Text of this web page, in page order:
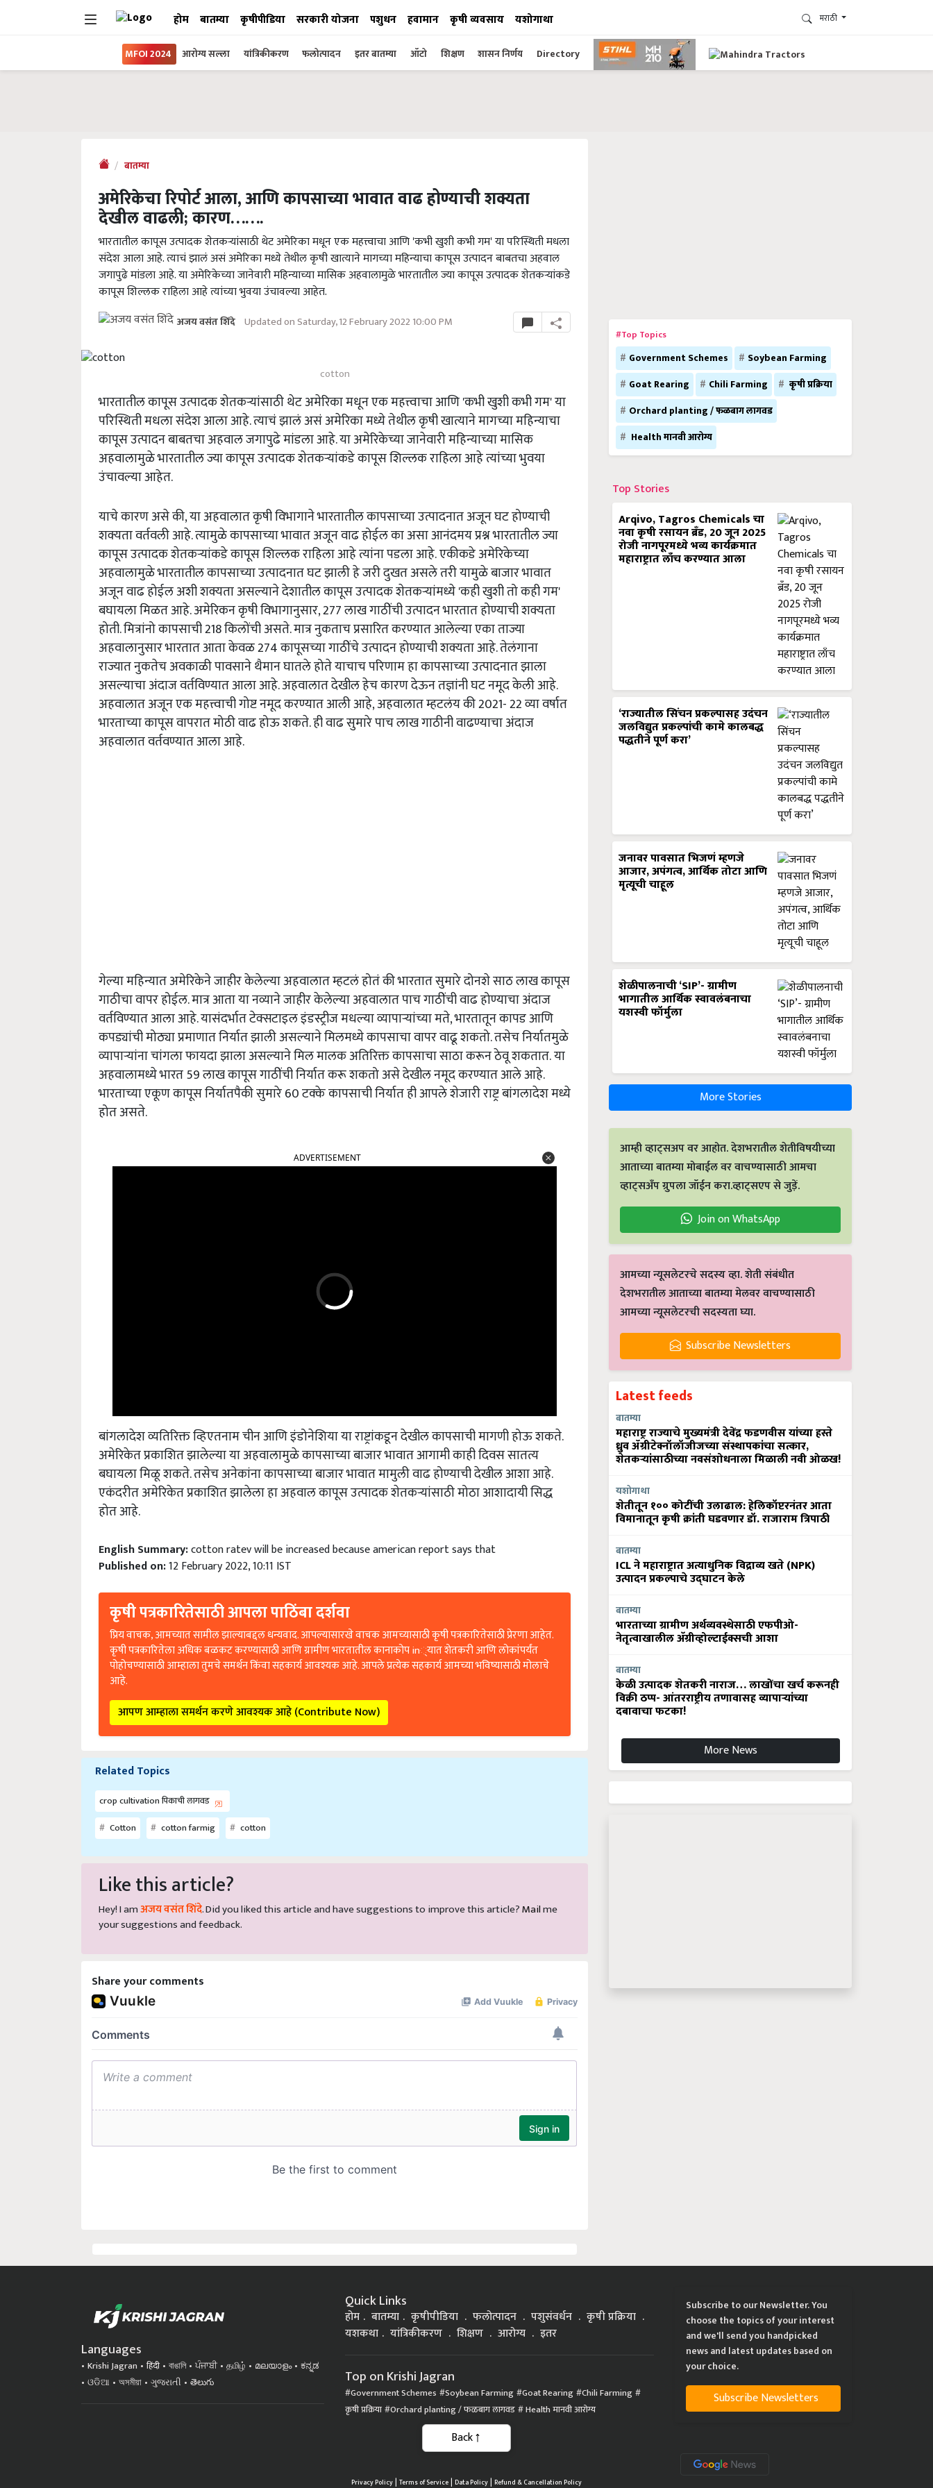
होम बातम्या कृषीपीडिया सरकारी योजना पशुधन हवामान कृषी व्यवसाय यशोगाथा मराठी
MFOI 2024 आरोग्य सल्ला यांत्रिकीकरण फलोत्पादन इतर बातम्या ऑटो शिक्षण शासन निर्णय Directory
बातम्या
अमेरिकेचा रिपोर्ट आला, आणि कापसाच्या भावात वाढ होण्याची शक्यता
देखील वाढली; कारण…….
भारतातील कापूस उत्पादक शेतकऱ्यांसाठी थेट अमेरिका मधून एक महत्त्वाचा आणि 'कभी खुशी कभी गम' या परिस्थिती मधला
संदेश आला आहे. त्याचं झालं असं अमेरिका मध्ये तेथील कृषी खात्याने मागच्या महिन्याचा कापूस उत्पादन बाबतचा अहवाल
जगापुढे मांडला आहे. या अमेरिकेच्या जानेवारी महिन्याच्या मासिक अहवालामुळे भारतातील ज्या कापूस उत्पादक शेतकऱ्यांकडे
कापूस शिल्लक राहिला आहे त्यांच्या भुवया उंचावल्या आहेत.
अजय वसंत शिंदे Updated on Saturday, 12 February 2022 10:00 PM
cotton
भारतातील कापूस उत्पादक शेतकऱ्यांसाठी थेट अमेरिका मधून एक महत्त्वाचा आणि 'कभी खुशी कभी गम' या
परिस्थिती मधला संदेश आला आहे. त्याचं झालं असं अमेरिका मध्ये तेथील कृषी खात्याने मागच्या महिन्याचा
कापूस उत्पादन बाबतचा अहवाल जगापुढे मांडला आहे. या अमेरिकेच्या जानेवारी महिन्याच्या मासिक
अहवालामुळे भारतातील ज्या कापूस उत्पादक शेतकऱ्यांकडे कापूस शिल्लक राहिला आहे त्यांच्या भुवया
उंचावल्या आहेत.
याचे कारण असे की, या अहवालात कृषी विभागाने भारतातील कापसाच्या उत्पादनात अजून घट होण्याची
शक्यता वर्तवली आहे. त्यामुळे कापसाच्या भावात अजून वाढ होईल का असा आनंदमय प्रश्न भारतातील ज्या
कापूस उत्पादक शेतकऱ्यांकडे कापूस शिल्लक राहिला आहे त्यांना पडला आहे.एकीकडे अमेरिकेच्या
अहवालामुळे भारतातील कापसाच्या उत्पादनात घट झाली हे जरी दुखत असले तरी यामुळे बाजार भावात
अजून वाढ होईल अशी शक्यता असल्याने देशातील कापूस उत्पादक शेतकऱ्यांमध्ये 'कही खुशी तो कही गम'
बघायला मिळत आहे. अमेरिकन कृषी विभागानुसार, 277 लाख गाठींची उत्पादन भारतात होण्याची शक्यता
होती. मित्रांनो कापसाची 218 किलोंची असते. मात्र नुकताच प्रसारित करण्यात आलेल्या एका ताज्या
अहवालानुसार भारतात आता केवळ 274 कापूसच्या गाठींचे उत्पादन होण्याची शक्यता आहे. तेलंगाना
राज्यात नुकतेच अवकाळी पावसाने थैमान घातले होते याचाच परिणाम हा कापसाच्या उत्पादनात झाला
असल्याचा अंदाज वर्तविण्यात आला आहे. अहवालात देखील हेच कारण देऊन तज्ञांनी घट नमूद केली आहे.
अहवालात अजून एक महत्त्वाची गोष्ट नमूद करण्यात आली आहे, अहवालात म्हटलंय की 2021- 22 व्या वर्षात
भारताच्या कापूस वापरात मोठी वाढ होऊ शकते. ही वाढ सुमारे पाच लाख गाठीनी वाढण्याचा अंदाज
अहवालात वर्तवण्यात आला आहे.
गेल्या महिन्यात अमेरिकेने जाहीर केलेल्या अहवालात म्हटलं होतं की भारतात सुमारे दोनशे साठ लाख कापूस
गाठीचा वापर होईल. मात्र आता या नव्याने जाहीर केलेल्या अहवालात पाच गाठींची वाढ होण्याचा अंदाज
वर्तविण्यात आला आहे. यासंदर्भात टेक्सटाइल इंडस्ट्रीज मधल्या व्यापाऱ्यांच्या मते, भारतातून कापड आणि
कपड्यांची मोठ्या प्रमाणात निर्यात झाली असल्याने मिलमध्ये कापसाचा वापर वाढू शकतो. तसेच निर्यातमुळे
व्यापाऱ्यांना चांगला फायदा झाला असल्याने मिल मालक अतिरिक्त कापसाचा साठा करून ठेवू शकतात.या
अहवालामध्ये भारत 59 लाख कापूस गाठींची निर्यात करू शकतो असे देखील नमूद करण्यात आले आहे.
भारताच्या एकूण कापूस निर्यातपैकी सुमारे 60 टक्के कापसाची निर्यात ही आपले शेजारी राष्ट्र बांगलादेश मध्ये
होत असते.
बांगलादेश व्यतिरिक्त व्हिएतनाम चीन आणि इंडोनेशिया या राष्ट्रांकडून देखील कापसाची मागणी होऊ शकते.
अमेरिकेत प्रकाशित झालेल्या या अहवालामुळे कापसाच्या बाजार भावात आगामी काही दिवस सातत्य
बघायला मिळू शकते. तसेच अनेकांना कापसाच्या बाजार भावात मामुली वाढ होण्याची देखील आशा आहे.
एकंदरीत अमेरिकेत प्रकाशित झालेला हा अहवाल कापूस उत्पादक शेतकऱ्यांसाठी मोठा आशादायी सिद्ध
होत आहे.
English Summary: cotton ratev will be increased because american report says that
Published on:12 February 2022, 10:11 IST
कृषी पत्रकारितेसाठी आपला पाठिंबा दर्शवा
प्रिय वाचक, आमच्यात सामील झाल्याबद्दल धन्यवाद. आपल्यासारखे वाचक आमच्यासाठी कृषी पत्रकारितेसाठी प्रेरणा आहेत.
कृषी पत्रकारितेला अधिक बळकट करण्यासाठी आणि ग्रामीण भारतातील कानाकोप in्यात शेतकरी आणि लोकांपर्यंत
पोहोचण्यासाठी आम्हाला तुमचे समर्थन किंवा सहकार्य आवश्यक आहे. आपले प्रत्येक सहकार्य आमच्या भविष्यासाठी मोलाचे
आहे.
आपण आम्हाला समर्थन करणे आवश्यक आहे (Contribute Now)
Related Topics
crop cultivation पिकाची लागवड
Cotton
cotton farmig cotton
Like this article?
Hey! I am अजय वसंत शिंदे . Did you liked this article and have suggestions to improve this article? Mail
your suggestions and feedback.
Share your comments
#Top Topics
Government Schemes
Soybean Farming
Goat Rearing
Chili Farming
कृषी प्रक्रिया
Orchard planting / फळबाग लागवड
Health मानवी आरोग्य
Top Stories
Arqivo, Tagros Chemicals चा
नवा कृषी रसायन ब्रँड, 20 जून 2025
रोजी नागपूरमध्ये भव्य कार्यक्रमात
महाराष्ट्रात लाँच करण्यात आला
‘राज्यातील सिंचन प्रकल्पासह उदंचन
जलविद्युत प्रकल्पांची कामे कालबद्ध
पद्धतीने पूर्ण करा’
जनावर पावसात भिजणं म्हणजे
आजार, अपंगत्व, आर्थिक तोटा आणि
मृत्यूची चाहूल
शेळीपालनाची ‘SIP’- ग्रामीण
भागातील आर्थिक स्वावलंबनाचा
यशस्वी फॉर्मुला
More Stories
आम्ही व्हाट्सअप वर आहोत. देशभरातील शेतीविषयीच्या
आताच्या बातम्या मोबाईल वर वाचण्यासाठी आमचा
व्हाट्सअँप ग्रुपला जॉईन करा.व्हाट्सएप से जुड़ें.
Join on WhatsApp
आमच्या न्यूसलेटरचे सदस्य व्हा. शेती संबंधीत
देशभरातील आताच्या बातम्या मेलवर वाचण्यासाठी
आमच्या न्यूसलेटरची सदस्यता घ्या.
Subscribe Newsletters
Latest feeds
बातम्या
महाराष्ट्र राज्याचे मुख्यमंत्री देवेंद्र फडणवीस यांच्या हस्ते
ध्रुव ॲग्रीटेक्नॉलॉजीजच्या संस्थापकांचा सत्कार,
शेतकऱ्यांसाठीच्या नवसंशोधनाला मिळाली नवी ओळख!
यशोगाथा
शेतीतून १०० कोटींची उलाढाल: हेलिकॉप्टरनंतर आता
विमानातून कृषी क्रांती घडवणार डॉ. राजाराम त्रिपाठी
बातम्या
ICL ने महाराष्ट्रात अत्याधुनिक विद्राव्य खते (NPK)
उत्पादन प्रकल्पाचे उद्घाटन केले
बातम्या
भारताच्या ग्रामीण अर्थव्यवस्थेसाठी एफपीओ-
नेतृत्वाखालील अ‍ॅग्रीव्होल्टाईक्सची आशा
बातम्या
केळी उत्पादक शेतकरी नाराज… लाखोंचा खर्च करूनही
विक्री ठप्प- आंतरराष्ट्रीय तणावासह व्यापाऱ्यांच्या
दबावाचा फटका!
More News
Languages
Krishi Jagran हिंदी বাঙালি ਪੰਜਾਬੀ தமிழ் മലയാളം
ಕನ್ನಡ
ଓଡିଆ
অসমীয়া ગુજરાતી తెలుగు
Quick Links
होम बातम्या कृषीपीडिया फलोत्पादन पशुसंवर्धन
कृषी प्रक्रिया
यशकथा
यांत्रिकीकरण शिक्षण आरोग्य इतर
Top on Krishi Jagran
Government Schemes Soybean Farming Goat Rearing
Chili Farming
कृषी प्रक्रिया
Orchard planting / फळबाग लागवड Health मानवी आरोग्य
Subscribe to our Newsletter. You
choose the topics of your interest
and we'll send you handpicked
news and latest updates based on
your choice.
Subscribe Newsletters
| | |